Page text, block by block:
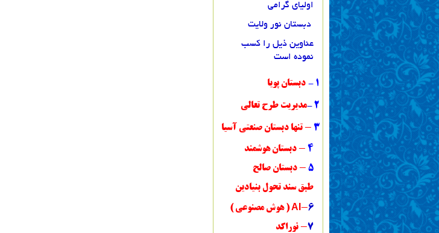
اولیای گرامی
دبستان نور ولایت
عناوین ذیل را کسب
نموده است
1
- دبستان پویا
2
-مدیریت طرح تعالی
3 - تنها دبستان صنعتی آسیا
4 - دبستان هوشمند
5 - دبستان صالح
طبق سند تحول بنیادین
6
-
AI( هوش مصنوعی )
7- نوراکد